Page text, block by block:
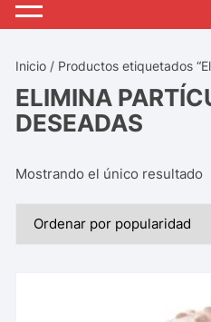
Inicio / Productos etiquetados
ELIMINA
DESEADAS
Mostrando el único resultado